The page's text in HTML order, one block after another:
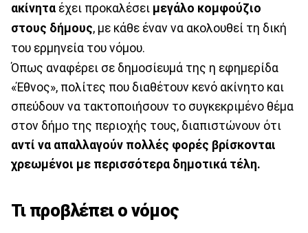
ακίνητα έχει προκαλέσει μεγάλο κομφούζιο
στους δήμους, με κάθε έναν να ακολουθεί τη δική
του ερμηνεία του νόμου.
Όπως αναφέρει σε δημοσίευμά της η εφημερίδα
«Έθνος», πολίτες που διαθέτουν κενό ακίνητο και
σπεύδουν να τακτοποιήσουν το συγκεκριμένο θέμα
στον δήμο της περιοχής τους, διαπιστώνουν ότι
αντί να απαλλαγούν πολλές φορές βρίσκονται
χρεωμένοι με περισσότερα δημοτικά τέλη.
Τι προβλέπει ο νόμος